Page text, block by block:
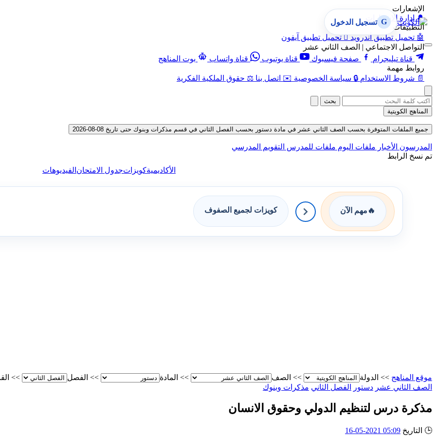
الإشعارات
🔔 إدارة الإشعارات
التطبيقات
🤖 تحميل تطبيق أندرويد  تحميل تطبيق آيفون
التواصل الاجتماعي | الصف الثاني عشر
قناة تيليجرام
صفحة فيسبوك قناة يوتيوب قناة واتساب
بوت المناهج
روابط مهمة
📄 شروط الاستخدام 🔒 سياسة الخصوصية ✉️ اتصل بنا ⚖️ حقوق الملكية الفكرية
G تسجيل الدخول
بحث
المناهج الكويتية
جميع الملفات المتوفرة بحسب الصف الثاني عشر في مادة دستور بحسب الفصل الثاني في قسم مذكرات وبنوك حتى تاريخ 08-08-2026
المدرسون الأخبار ملفات اليوم ملفات للمدرس التقويم المدرسي
تم نسخ الرابط
الأكاديميةكويزاتجدول الامتحان الفيديوهات
🔥 مهم الآن كويزات لجميع الصفوف
موقع المناهج >> الدولة >> الصف >> المادة >> الفصل >>
الصف الثاني عشر دستور الفصل الثاني مذكرات وبنوك
مذكرة درس لتنظيم الدولي وحقوق الانسان
🕒 التاريخ 05:09 2021-05-16